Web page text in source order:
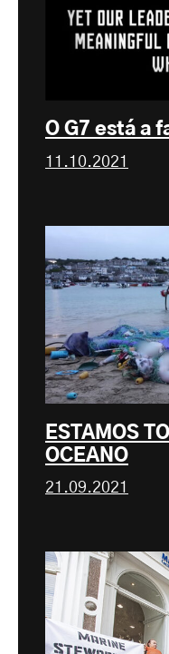
O G7 está a
11.10.2021
ESTAMOS
OCEANO
21.09.2021